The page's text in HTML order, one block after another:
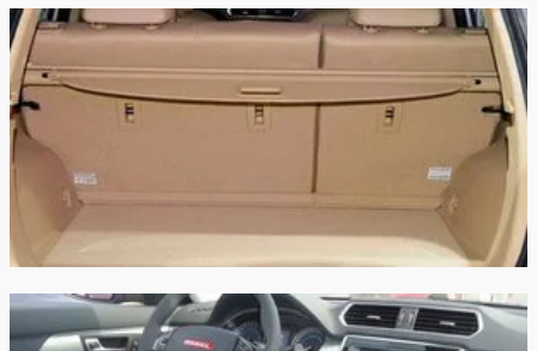
Задние
тормоза:
дисковые дисковые
Производство: Китай
Гарантия: 3 года или 100 000 км пробега